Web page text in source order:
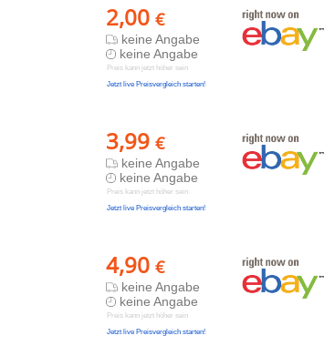
2,00 €
keine Angabe
keine Angabe
Preis kann jetzt höher sein
Jetzt live Preisvergleich starten!
3,99 €
keine Angabe
keine Angabe
Preis kann jetzt höher sein
Jetzt live Preisvergleich starten!
4,90 €
keine Angabe
keine Angabe
Preis kann jetzt höher sein
Jetzt live Preisvergleich starten!